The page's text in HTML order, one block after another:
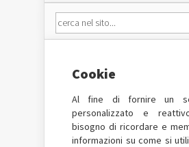
Cookie
Al fine di fornire un
personalizzato e
bisogno di ricordare e
informazioni su come si